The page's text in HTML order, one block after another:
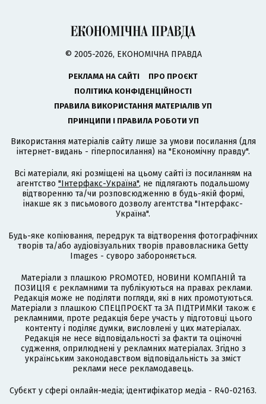
© 2005-2026, ЕКОНОМІЧНА ПРАВДА
РЕКЛАМА НА САЙТІ
ПРО ПРОЄКТ
ПОЛІТИКА КОНФІДЕНЦІЙНОСТІ
ПРАВИЛА ВИКОРИСТАННЯ МАТЕРІАЛІВ УП
ПРИНЦИПИ І ПРАВИЛА РОБОТИ УП
Використання матеріалів сайту лише за умови посилання (для
інтернет-видань - гіперпосилання) на "Економічну правду".
Всі матеріали, які розміщені на цьому сайті із посиланням на
агентство "Інтерфакс-Україна", не підлягають подальшому
відтворенню та/чи розповсюдженню в будь-якій формі,
інакше як з письмового дозволу агентства "Інтерфакс-
Україна".
Будь-яке копіювання, передрук та відтворення фотографічних
творів та/або аудіовізуальних творів правовласника Getty
Images - суворо забороняється.
Матеріали з плашкою PROMOTED, НОВИНИ КОМПАНІЙ та
ПОЗИЦІЯ є рекламними та публікуються на правах реклами.
Редакція може не поділяти погляди, які в них промотуються.
Матеріали з плашкою СПЕЦПРОЄКТ та ЗА ПІДТРИМКИ також є
рекламними, проте редакція бере участь у підготовці цього
контенту і поділяє думки, висловлені у цих матеріалах.
Редакція не несе відповідальності за факти та оціночні
судження, оприлюднені у рекламних матеріалах. Згідно з
українським законодавством відповідальність за зміст
реклами несе рекламодавець.
Cубєкт у сфері онлайн-медіа; ідентифікатор медіа - R40-02163.